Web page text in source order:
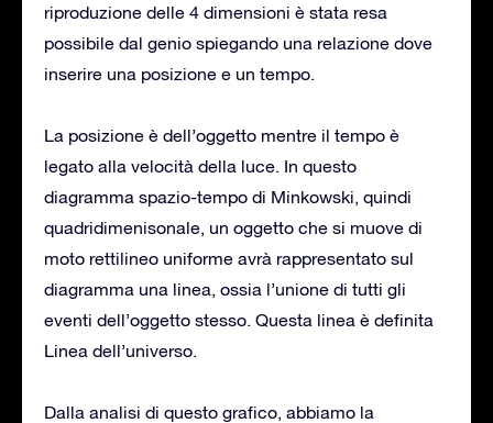
riproduzione delle 4 dimensioni è stata resa
possibile dal genio spiegando una relazione dove
inserire una posizione e un tempo.
La posizione è dell’oggetto mentre il tempo è
legato alla velocità della luce. In questo
diagramma spazio-tempo di Minkowski, quindi
quadridimenisonale, un oggetto che si muove di
moto rettilineo uniforme avrà rappresentato sul
diagramma una linea, ossia l’unione di tutti gli
eventi dell’oggetto stesso. Questa linea è definita
Linea dell’universo.
Dalla analisi di questo grafico, abbiamo la